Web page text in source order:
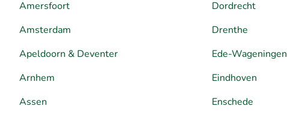
Amersfoort
Amsterdam
Apeldoorn & Deventer
Arnhem
Assen
Dordrecht
Drenthe
Ede-Wageningen
Eindhoven
Enschede